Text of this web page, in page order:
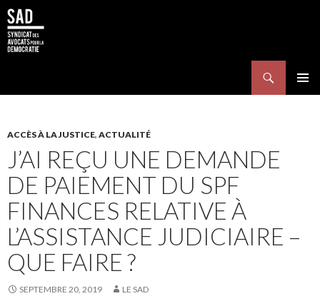
ACCÈS À LA JUSTICE, ACTUALITÉ
J’AI REÇU UNE DEMANDE
DE PAIEMENT DU SPF
FINANCES RELATIVE À
L’ASSISTANCE JUDICIAIRE –
QUE FAIRE ?
SEPTEMBRE 20, 2019 LE SAD